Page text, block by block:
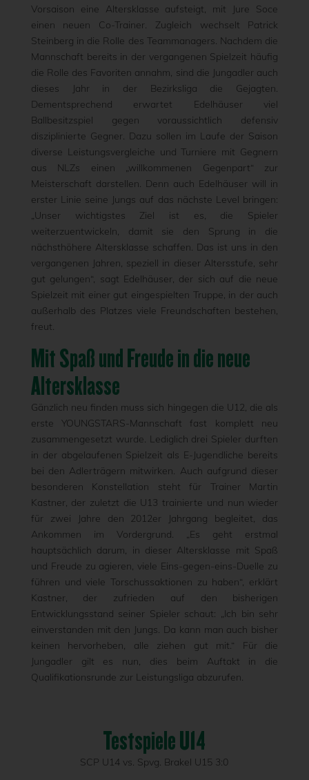
Vorsaison eine Altersklasse aufsteigt, mit Jure Soce
einen neuen Co-Trainer. Zugleich wechselt Patrick
Steinberg in die Rolle des Teammanagers. Nachdem die
Mannschaft bereits in der vergangenen Spielzeit häufig
die Rolle des Favoriten annahm, sind die Jungadler auch
dieses Jahr in der Bezirksliga die Gejagten.
Dementsprechend erwartet Edelhäuser viel
Ballbesitzspiel gegen voraussichtlich defensiv
disziplinierte Gegner. Dazu sollen im Laufe der Saison
diverse Leistungsvergleiche und Turniere mit Gegnern
aus NLZs einen „willkommenen Gegenpart“ zur
Meisterschaft darstellen. Denn auch Edelhäuser will in
erster Linie seine Jungs auf das nächste Level bringen:
„Unser wichtigstes Ziel ist es, die Spieler
weiterzuentwickeln, damit sie den Sprung in die
nächsthöhere Altersklasse schaffen. Das ist uns in den
vergangenen Jahren, speziell in dieser Altersstufe, sehr
gut gelungen“, sagt Edelhäuser, der sich auf die neue
Spielzeit mit einer gut eingespielten Truppe, in der auch
außerhalb des Platzes viele Freundschaften bestehen,
freut.
Mit Spaß und Freude in die neue
Altersklasse
Gänzlich neu finden muss sich hingegen die U12, die als
erste YOUNGSTARS-Mannschaft fast komplett neu
zusammengesetzt wurde. Lediglich drei Spieler durften
in der abgelaufenen Spielzeit als E-Jugendliche bereits
bei den Adlerträgern mitwirken. Auch aufgrund dieser
besonderen Konstellation steht für Trainer Martin
Kastner, der zuletzt die U13 trainierte und nun wieder
für zwei Jahre den 2012er Jahrgang begleitet, das
Ankommen im Vordergrund. „Es geht erstmal
hauptsächlich darum, in dieser Altersklasse mit Spaß
und Freude zu agieren, viele Eins-gegen-eins-Duelle zu
führen und viele Torschussaktionen zu haben“, erklärt
Kastner, der zufrieden auf den bisherigen
Entwicklungsstand seiner Spieler schaut: „Ich bin sehr
einverstanden mit den Jungs. Da kann man auch bisher
keinen hervorheben, alle ziehen gut mit.“ Für die
Jungadler gilt es nun, dies beim Auftakt in die
Qualifikationsrunde zur Leistungsliga abzurufen.
Testspiele U14
SCP U14 vs. Spvg. Brakel U15 3:0